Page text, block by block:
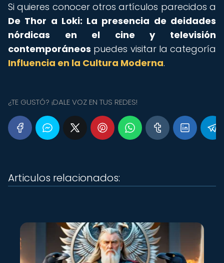
Si quieres conocer otros artículos parecidos a
De Thor a Loki: La presencia de deidades
nórdicas en el cine y televisión
contemporáneos puedes visitar la categoría
Influencia en la Cultura Moderna.
¿TE GUSTÓ? ¡DALE VOZ EN TUS REDES!
Articulos relacionados: